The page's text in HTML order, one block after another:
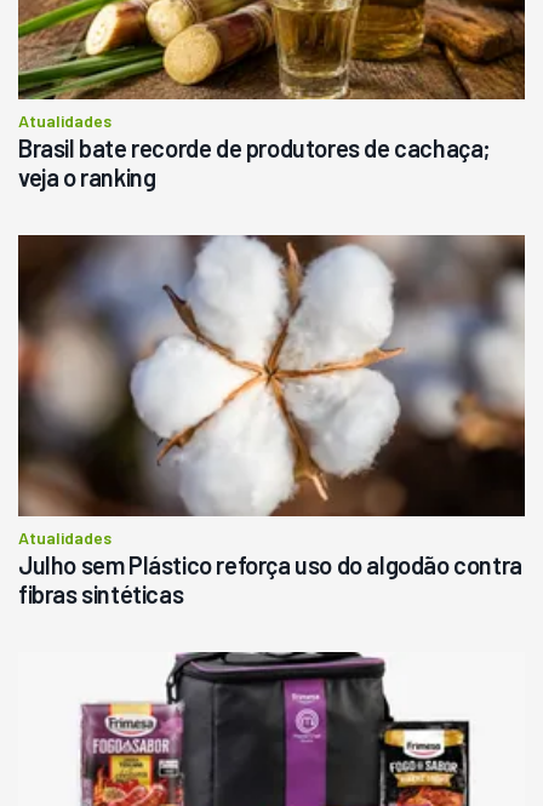
Atualidades
Brasil bate recorde de produtores de cachaça;
veja o ranking
Atualidades
Julho sem Plástico reforça uso do algodão contra
fibras sintéticas